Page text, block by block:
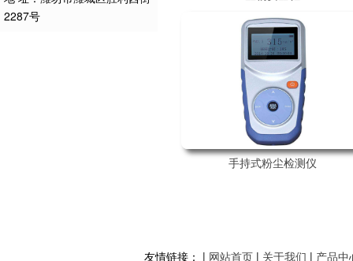
2287号
手持式粉尘检测仪
友情链接： | 网站首页 | 关于我们 | 产品中